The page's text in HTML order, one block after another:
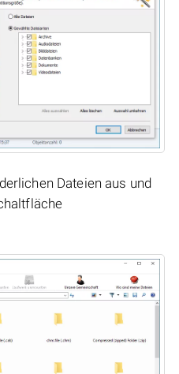
Dateien aus und